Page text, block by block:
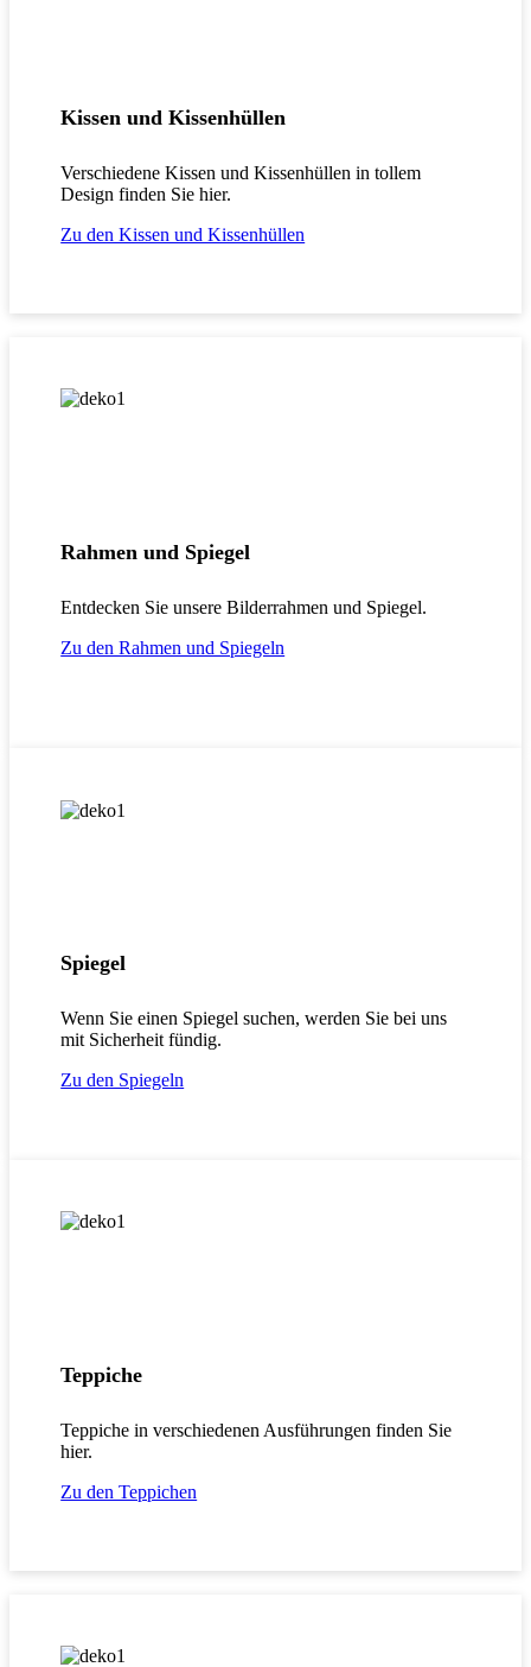
Kissen und Kissenhüllen
Verschiedene Kissen und Kissenhüllen in tollem
Design finden Sie hier.
Zu den Kissen und Kissenhüllen
Rahmen und Spiegel
Entdecken Sie unsere Bilderrahmen und Spiegel.
Zu den Rahmen und Spiegeln
Spiegel
Wenn Sie einen Spiegel suchen, werden Sie bei uns
mit Sicherheit fündig.
Zu den Spiegeln
Teppiche
Teppiche in verschiedenen Ausführungen finden Sie
hier.
Zu den Teppichen